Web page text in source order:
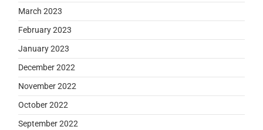
March 2023
February 2023
January 2023
December 2022
November 2022
October 2022
September 2022